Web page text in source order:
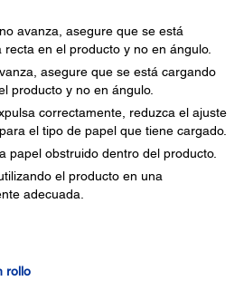
avanza, asegure que se está
en el producto y no en ángulo.
asegure que se está cargando
producto y no en ángulo.
correctamente, reduzca el ajuste
para el tipo de papel que tiene cargado.
papel obstruido dentro del producto.
el producto en una
adecuada.
rollo